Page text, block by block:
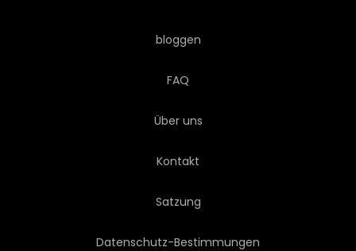
bloggen
FAQ
Über uns
Kontakt
Satzung
Datenschutz-Bestimmungen